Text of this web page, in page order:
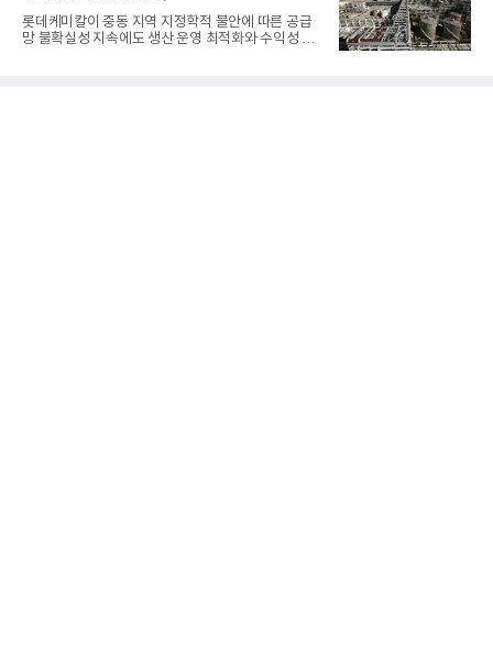
틀그라운드'의 안정적인 성장에 힘입어 상반기 연결
기준 매출 2조6616억원, 영업이익 9725억원으로 역
대 최대 실적을 기록했다. 엔씨도 올해 출시한 '아이온
롯데케미칼이 중동 지역 지정학적 불안에 따른 공급
망 불확실성 지속에도 생산 운영 최적화와 수익성 중